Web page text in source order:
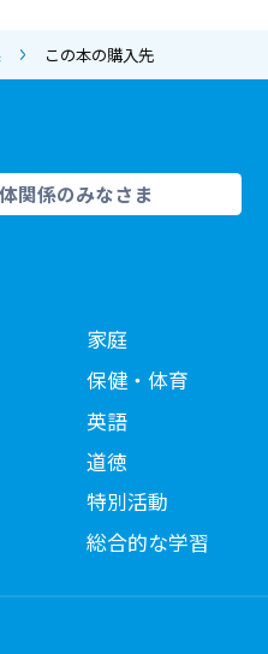
この本の購入先
関係のみなさま
家庭
保健・体育
英語
道徳
特別活動
総合的な学習